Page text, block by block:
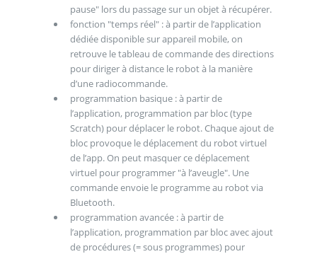
pause" lors du passage sur un objet à récupérer.
fonction "temps réel" : à partir de l’application
dédiée disponible sur appareil mobile, on
retrouve le tableau de commande des directions
pour diriger à distance le robot à la manière
d’une radiocommande.
programmation basique : à partir de
l’application, programmation par bloc (type
Scratch) pour déplacer le robot. Chaque ajout de
bloc provoque le déplacement du robot virtuel
de l’app. On peut masquer ce déplacement
virtuel pour programmer "à l’aveugle". Une
commande envoie le programme au robot via
Bluetooth.
programmation avancée : à partir de
l’application, programmation par bloc avec ajout
de procédures (= sous programmes) pour